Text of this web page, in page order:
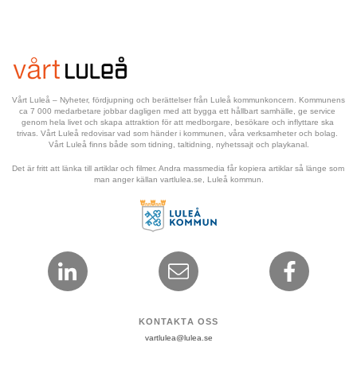
Vårt Luleå – Nyheter, fördjupning och berättelser från Luleå kommunkoncern. Kommunens
ca 7 000 medarbetare jobbar dagligen med att bygga ett hållbart samhälle, ge service
genom hela livet och skapa attraktion för att medborgare, besökare och inflyttare ska
trivas. Vårt Luleå redovisar vad som händer i kommunen, våra verksamheter och bolag.
Vårt Luleå finns både som tidning, taltidning, nyhetssajt och playkanal.
Det är fritt att länka till artiklar och filmer. Andra massmedia får kopiera artiklar så länge som
man anger källan vartlulea.se, Luleå kommun.
KONTAKTA OSS
vartlulea@lulea.se